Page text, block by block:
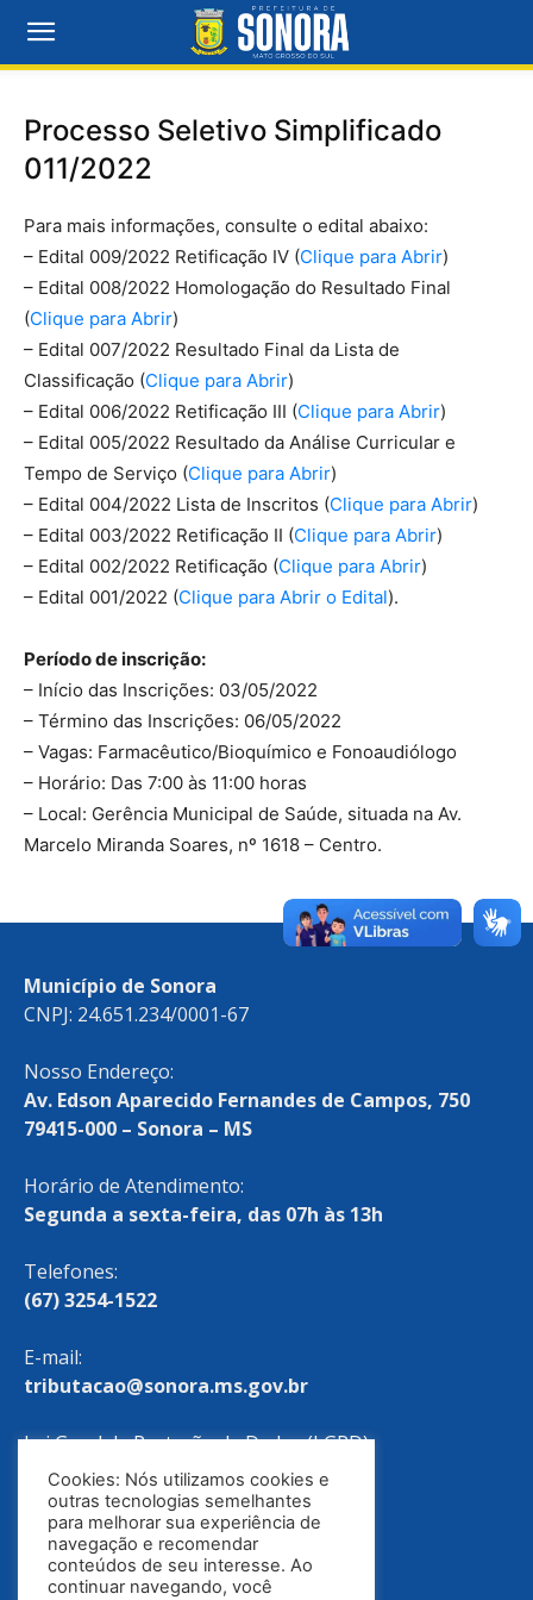
Processo Seletivo Simplificado
011/2022
Para mais informações, consulte o edital abaixo:
– Edital 009/2022 Retificação IV (Clique para Abrir)
– Edital 008/2022 Homologação do Resultado Final
(Clique para Abrir)
– Edital 007/2022 Resultado Final da Lista de
Classificação (Clique para Abrir)
– Edital 006/2022 Retificação III (Clique para Abrir)
– Edital 005/2022 Resultado da Análise Curricular e
Tempo de Serviço (Clique para Abrir)
– Edital 004/2022 Lista de Inscritos (Clique para Abrir)
– Edital 003/2022 Retificação II (Clique para Abrir)
– Edital 002/2022 Retificação (Clique para Abrir)
– Edital 001/2022 (Clique para Abrir o Edital).
Período de inscrição:
– Início das Inscrições: 03/05/2022
– Término das Inscrições: 06/05/2022
– Vagas: Farmacêutico/Bioquímico e Fonoaudiólogo
– Horário: Das 7:00 às 11:00 horas
– Local: Gerência Municipal de Saúde, situada na Av.
Marcelo Miranda Soares, nº 1618 – Centro.
Município de Sonora
CNPJ: 24.651.234/0001-67
Nosso Endereço:
Av. Edson Aparecido Fernandes de Campos, 750
79415-000 – Sonora – MS
Horário de Atendimento:
Segunda a sexta-feira, das 07h às 13h
Telefones:
(67) 3254-1522
E-mail:
tributacao@sonora.ms.gov.br
Lei Geral de Proteção de Dados (LGPD)
Política de Privacidade
Cookies: Nós utilizamos cookies e
outras tecnologias semelhantes
para melhorar sua experiência de
navegação e recomendar
conteúdos de seu interesse. Ao
continuar navegando, você